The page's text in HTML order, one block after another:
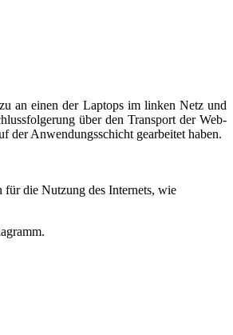
an einen der Laptops im linken Netz und
über den Transport der Web-
der Anwendungsschicht gearbeitet haben.
für die Nutzung des Internets, wie